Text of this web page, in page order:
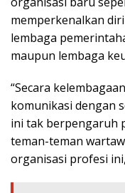
memperkenalkan
lembaga
maupun lembaga
“Secara
komunikasi dengan
ini tak berpengaruh
teman-teman
organisasi profesi